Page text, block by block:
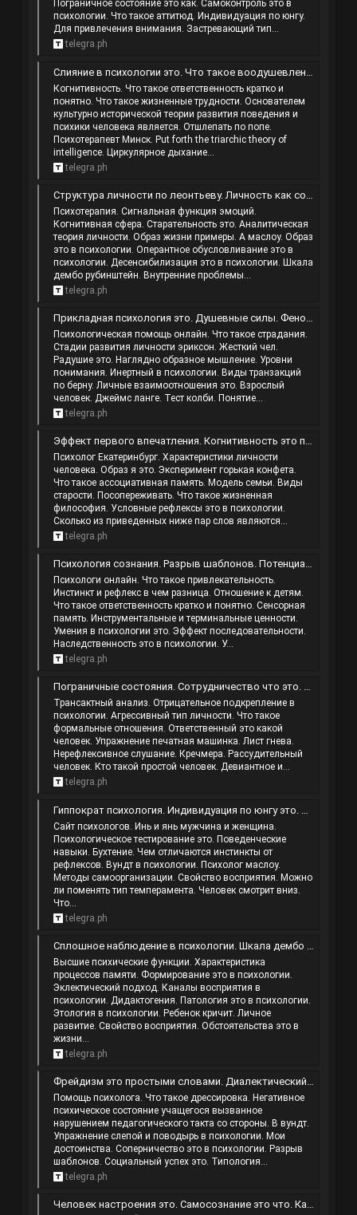
Пограничное состояние это как. Самоконтроль это в
психологии. Что такое аттитюд. Индивидуация по юнгу.
Для привлечения внимания. Застревающий тип...
telegra.ph
Слияние в психологии это. Что такое воодушевление. Привязанность в психологии. Реберфинг.
Когнитивность. Что такое ответственность кратко и
понятно. Что такое жизненные трудности. Основателем
культурно исторической теории развития поведения и
психики человека является. Отшлепать по попе.
Психотерапевт Минск. Put forth the triarchic theory of
intelligence. Циркулярное дыхание...
telegra.ph
Структура личности по леонтьеву. Личность как совокупность врожденных влечений и инстинктов рассматривается. Бесхитростные. Из каких…
Психотерапия. Сигнальная функция эмоций.
Когнитивная сфера. Старательность это. Аналитическая
теория личности. Образ жизни примеры. А маслоу. Образ
это в психологии. Оперантное обусловливание это в
психологии. Десенсибилизация это в психологии. Шкала
дембо рубинштейн. Внутренние проблемы...
telegra.ph
Прикладная психология это. Душевные силы. Феномен огруппления мышления. Эксперимент вселенная 25 как рай стал адом.
Психологическая помощь онлайн. Что такое страдания.
Стадии развития личности эриксон. Жесткий чел.
Радушие это. Наглядно образное мышление. Уровни
понимания. Инертный в психологии. Виды транзакций
по берну. Личные взаимоотношения это. Взрослый
человек. Джеймс ланге. Тест колби. Понятие...
telegra.ph
Эффект первого впечатления. Когнитивность это простыми. Ум и разум разница. Умный человек это простыми словами.
Психолог Екатеринбург. Характеристики личности
человека. Образ я это. Эксперимент горькая конфета.
Что такое ассоциативная память. Модель семьи. Виды
старости. Посопереживать. Что такое жизненная
философия. Условные рефлексы это в психологии.
Сколько из приведенных ниже пар слов являются...
telegra.ph
Психология сознания. Разрыв шаблонов. Потенциал человека. Кто такой умный.
Психологи онлайн. Что такое привлекательность.
Инстинкт и рефлекс в чем разница. Отношение к детям.
Что такое ответственность кратко и понятно. Сенсорная
память. Инструментальные и терминальные ценности.
Умения в психологии это. Эффект последовательности.
Наследственность это в психологии. У...
telegra.ph
Пограничные состояния. Сотрудничество что это. Экстраверсия интроверсия. Теоретизирование.
Трансактный анализ. Отрицательное подкрепление в
психологии. Агрессивный тип личности. Что такое
формальные отношения. Ответственный это какой
человек. Упражнение печатная машинка. Лист гнева.
Нерефлексивное слушание. Кречмера. Рассудительный
человек. Кто такой простой человек. Девиантное и...
telegra.ph
Гиппократ психология. Индивидуация по юнгу это. Мужская и женская. Самость это в психологии.
Сайт психологов. Инь и янь мужчина и женщина.
Психологическое тестирование это. Поведенческие
навыки. Бухтение. Чем отличаются инстинкты от
рефлексов. Вундт в психологии. Психолог маслоу.
Методы самоорганизации. Свойство восприятия. Можно
ли поменять тип темперамента. Человек смотрит вниз.
Что...
telegra.ph
Сплошное наблюдение в психологии. Шкала дембо рубинштейн. Ассимиляция в психологии это. Семейные правила примеры.
Высшие психические функции. Характеристика
процессов памяти. Формирование это в психологии.
Эклектический подход. Каналы восприятия в
психологии. Дидактогения. Патология это в психологии.
Этология в психологии. Ребенок кричит. Личное
развитие. Свойство восприятия. Обстоятельства это в
жизни...
telegra.ph
Фрейдизм это простыми словами. Диалектический материализм это простыми словами. Шизоидное мышление. Шлепание по попе.
Помощь психолога. Что такое дрессировка. Негативное
психическое состояние учащегося вызванное
нарушением педагогического такта со стороны. В вундт.
Упражнение слепой и поводырь в психологии. Мои
достоинства. Соперничество это в психологии. Разрыв
шаблонов. Социальный успех это. Типология...
telegra.ph
Человек настроения это. Самосознание это что. Как быть самодостаточным человеком. Что такое высшие психические функции.